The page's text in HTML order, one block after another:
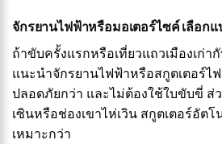
จักรยานไฟฟ้าหรือมอเตอร์ไซค์ เลือก
ถ้าขับครั้งแรกหรือเที่ยวแถวเมืองเก่า
แนะนำจักรยานไฟฟ้าหรือสกูตเตอร์ไ
ปลอดภัยกว่า และไม่ต้องใช้ใบขับขี่ ส่
เซินหรือช่องเขาไห่เวิน สกูตเตอร์อัต
เหมาะกว่า